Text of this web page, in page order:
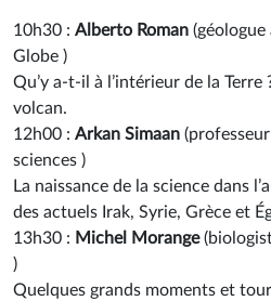
10h30 : Alberto Roman (géologue
Globe )
Qu’y a-t-il à l’intérieur de la Terre
volcan.
12h00 : Arkan Simaan (
sciences )
La naissance de la science dans
des actuels Irak, Syrie, Grèce et
13h30 : Michel Morange(
)
Quelques grands moments et